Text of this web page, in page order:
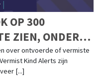
|
OP 300
ZIEN, ONDER
over ontvoerde of vermiste
Kind Alerts zijn
[...]